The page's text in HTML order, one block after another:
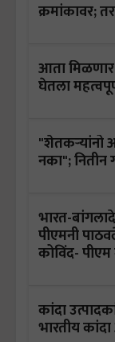
क्रमांकावर;
आता मिळणार 'डिजिटल रेशन कार्ड'; 'या' राज्याने
घेतला
"शेतकऱ्यांनो
नका"; नितीन
भारत-
पीएमनी पाठवले
कोविंद-
कांदा
भारतीय